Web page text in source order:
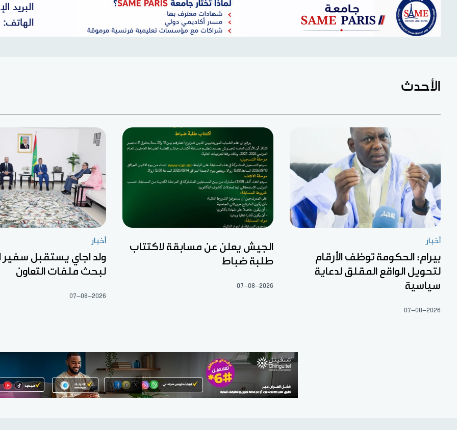
الأحدث
أخبار
بيرام: الحكومة توظف الأرقام
لتحويل الواقع المقلق لدعاية
سياسية
07-08-2026
الجيش يعلن عن مسابقة لاكتتاب
طلبة ضباط
07-08-2026
أخبار
ولد اجاي يستقبل سفير
لبحث ملفات التعاون
07-08-2026